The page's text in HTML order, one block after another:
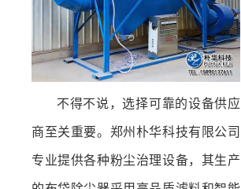
不得不说，选择可靠的设备供应
商至关重要。郑州朴华科技有限公司
专业提供各种粉尘治理设备，其生产